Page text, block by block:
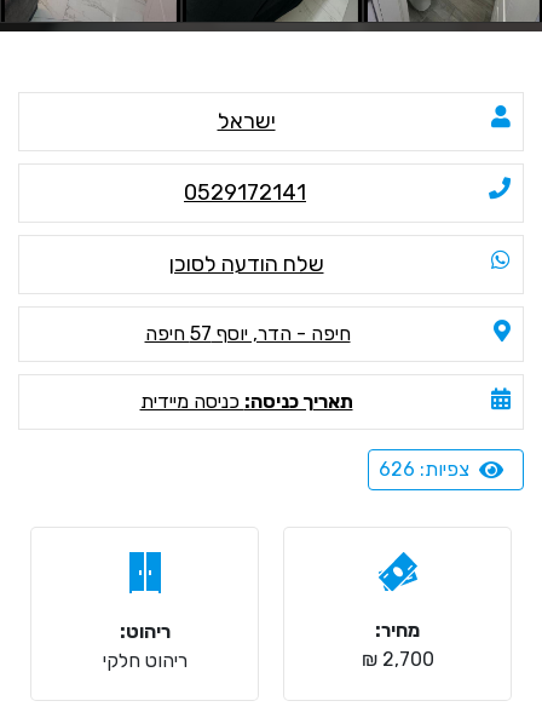
ישראל
0529172141
שלח הודעה לסוכן
חיפה - הדר, יוסף 57 חיפה
תאריך כניסה: כניסה מיידית
צפיות: 626
מחיר:
2,700 ₪
ריהוט:
ריהוט חלקי